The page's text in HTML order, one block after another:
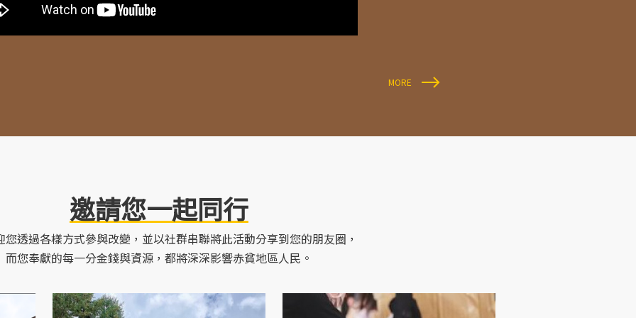
MORE
邀請您一起同行
您透過各樣方式參與改變，並以社群串聯將此活動分享到您的朋友圈，
而您奉獻的每一分金錢與資源，都將深深影響赤貧地區人民。